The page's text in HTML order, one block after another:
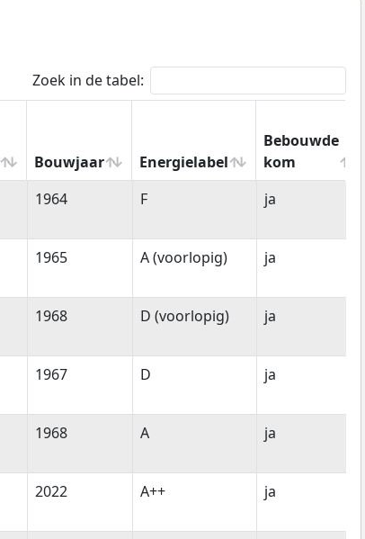
Zoek in de tabel:
Bouwjaar Energielabel
Bebouwde
kom
Bouwjaar Energielabel
Bebouwde
kom
1964 F ja
1965 A (voorlopig) ja
1968 D (voorlopig) ja
1967 D ja
1968 A ja
2022 A++ ja